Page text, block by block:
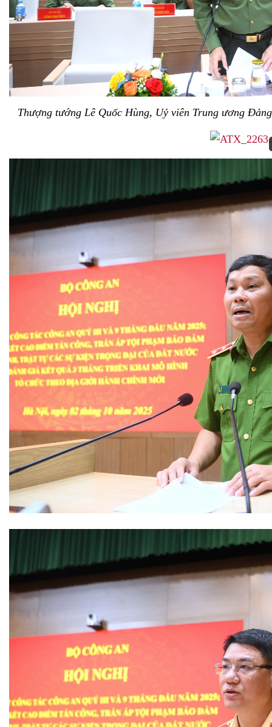
Thượng tướng Lê Quốc Hùng, Uỷ viên Trung ương